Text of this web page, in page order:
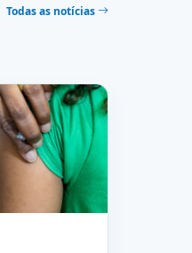
Todas as notícias